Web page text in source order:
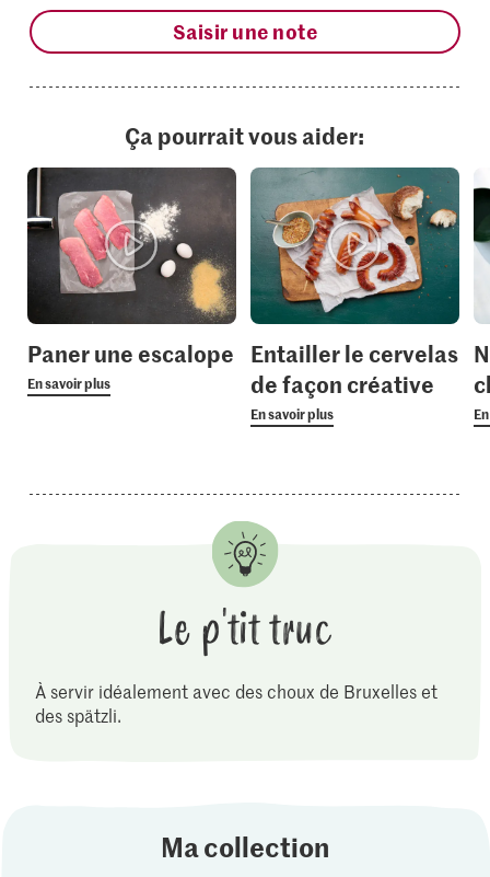
Saisir une note
Ça pourrait vous aider:
Paner une escalope
En savoir plus
Entailler le cervelas
de façon créative
En savoir plus
Le p'tit truc
À servir idéalement avec des choux de Bruxelles et
des spätzli.
Ma collection